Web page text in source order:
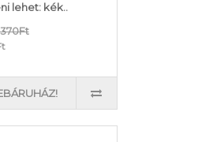
lehet: kék..